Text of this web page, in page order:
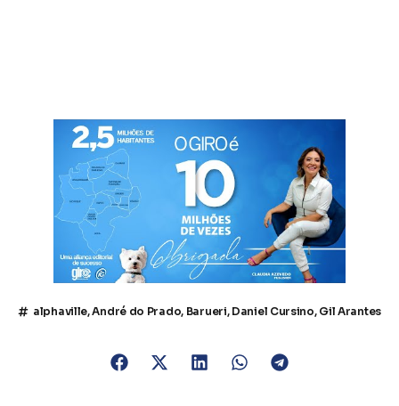
alphaville,André do Prado, Barueri, Daniel Cursino, Gil Arantes